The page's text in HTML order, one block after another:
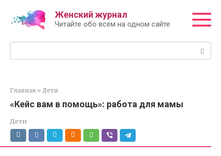
контенту
Женский журнал
Читайте обо всем на одном сайте
Главная » Дети
«Кейс вам в помощь»: работа для мамы
Дети